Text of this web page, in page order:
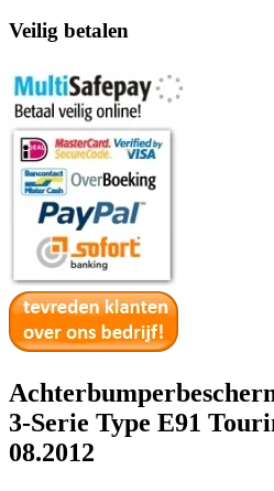
Veilig betalen
3-Serie Type E91
08.2012